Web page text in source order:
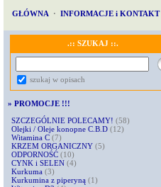
GŁÓWNA · INFORMACJE i KONTAKT
.:: SZUKAJ ::.
szukaj w opisach
» PROMOCJE !!!
SZCZEGÓLNIE POLECAMY! (58)
Olejki / Oleje konopne C.B.D (12)
Witamina C (7)
KRZEM ORGANICZNY (5)
ODPORNOŚĆ (10)
CYNK i SELEN (4)
Kurkuma (3)
Kurkumina z piperyną (1)